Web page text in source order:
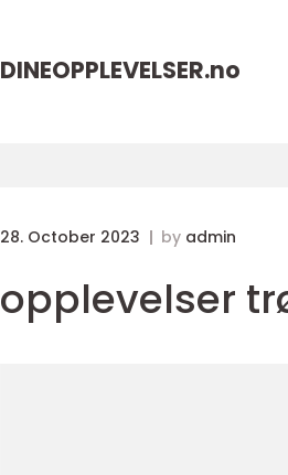
DINEOPPLEVELSER.no
28. October 2023 by admin
opplevelser